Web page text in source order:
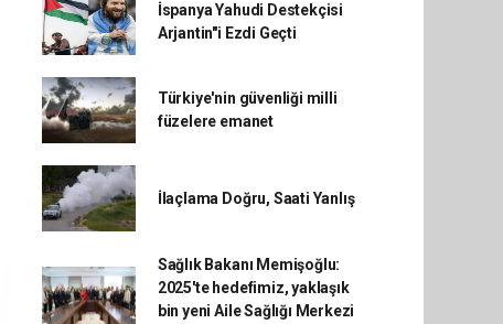
İspanya Yahudi Destekçisi
Arjantin"i Ezdi Geçti
Türkiye'nin güvenliği milli
füzelere emanet
İlaçlama Doğru, Saati Yanlış
Sağlık Bakanı Memişoğlu:
2025'te hedefimiz, yaklaşık
bin yeni Aile Sağlığı Merkezi